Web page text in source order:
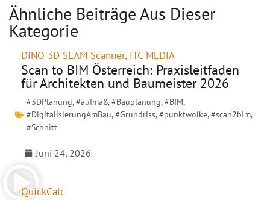
Ähnliche Beiträge Aus Dieser
Kategorie
DINO 3D SLAM Scanner, ITC MEDIA
Scan to BIM Österreich: Praxisleitfaden
für Architekten und Baumeister 2026
#3DPlanung,#aufmaß,#Bauplanung,#BIM,
#DigitalisierungAmBau,#Grundriss,#punktwolke,#scan2bim,
#Schnitt
Juni 24, 2026
QuickCalc